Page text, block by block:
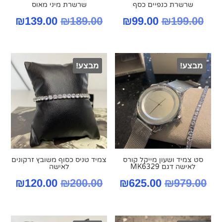
שרשרת כנפיים כסף
₪199.00
המחיר
היה:
₪199.00.
₪99.00
המחיר
הוא:
₪99.00.
שרשרת מיני מאוס
₪189.00
המחיר
היה:
₪189.00.
₪139.00
מבצע!
סט צמיד ושעון מייקל קורס
‏לאישה דגם MK6329
₪979.00
המחיר
היה:
₪625.00
המחיר
הוא:
מבצע!
צמיד טניס כסוף משובץ זרקונים
לאישה
₪200.00
המחיר
היה:
₪120.00